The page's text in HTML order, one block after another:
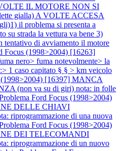
IL MOTORE NON SI
gialla) A VOLTE ACCESA
il problema si presenta a
su strada la vettura va bene 3)
tentativo di avviamento il motore
Focus (1998>2004) [16263]
nero> fuma notevolmente> la
1 caso capitato § § > km veicolo
(1998>2004) [16397] MANCA
(non va su di giri) nota: in folle
Ford Focus (1998>2004)
DELLE CHIAVI
riprogrammazione di una nuova
Ford Focus (1998>2004)
DEI TELECOMANDI
riprogrammazione di un nuovo